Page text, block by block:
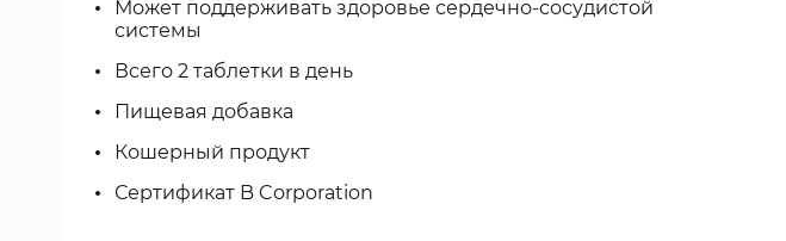
Может поддерживать здоровье сердечно-сосудистой
системы
Всего 2 таблетки в день
Пищевая добавка
Кошерный продукт
Сертификат B Corporation